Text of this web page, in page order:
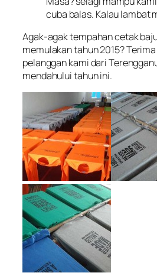
cuba balas. Kalau lambat
Agak-agak tempahan cetak
memulakan tahun 2015?
pelanggan kami dari
mendahului tahun ini.